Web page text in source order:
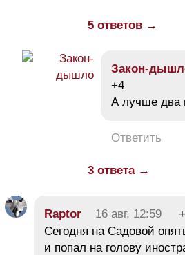
5 ответов →
Закон-
+4
А лучше два
Ответить
3 ответа →
Raptor 16 авг, 12:59
Сегодня на Садовой
и попал на голову